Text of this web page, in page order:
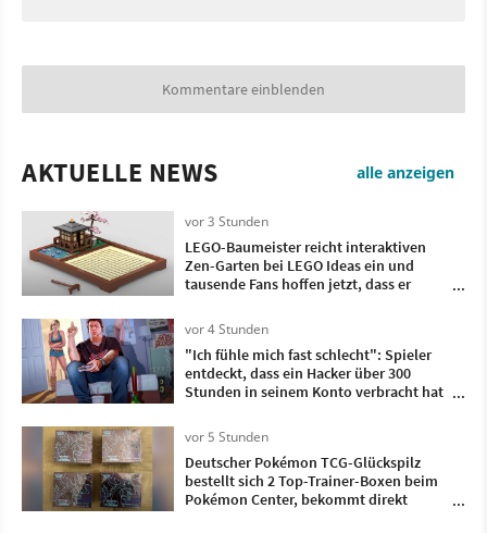
Kommentare einblenden
AKTUELLE NEWS alle anzeigen
vor 3 Stunden
LEGO-Baumeister reicht interaktiven
Zen-Garten bei LEGO Ideas ein und
tausende Fans hoffen jetzt, dass er
vor 4 Stunden
"Ich fühle mich fast schlecht": Spieler
entdeckt, dass ein Hacker über 300
Stunden in seinem Konto verbracht hat
vor 5 Stunden
Deutscher Pokémon TCG-Glückspilz
bestellt sich 2 Top-Trainer-Boxen beim
Pokémon Center, bekommt direkt